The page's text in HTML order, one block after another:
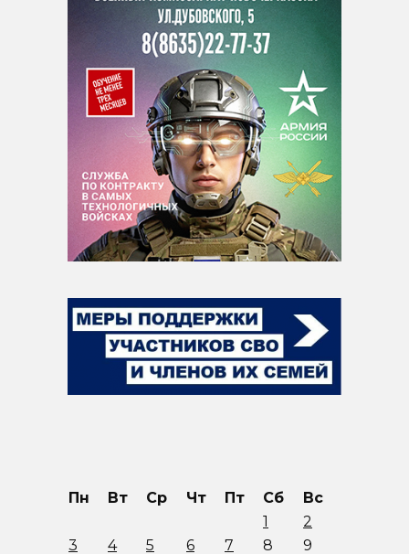
Пн Вт Ср Чт Пт Сб
Вс
1
2
3
4 5 6 7 8
9